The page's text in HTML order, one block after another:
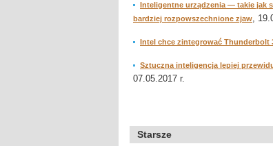
Inteligentne urządzenia — takie jak
bardziej rozpowszechnione zjaw,
Intel chce zintegrować Thunderbolt
Sztuczna inteligencja lepiej
07.05.2017 r.
Starsze